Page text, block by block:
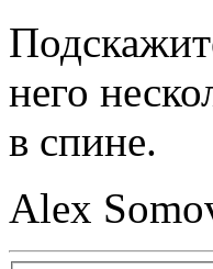
него
в спине.
Alex